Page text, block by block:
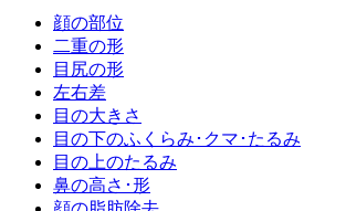
顔の部位
二重の形
目尻の形
左右差
目の大きさ
目の下のふくらみ･クマ･たるみ
目の上のたるみ
鼻の高さ･形